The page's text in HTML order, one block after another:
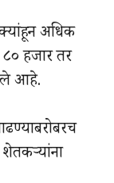
अधिक
हजार तर
आहे.